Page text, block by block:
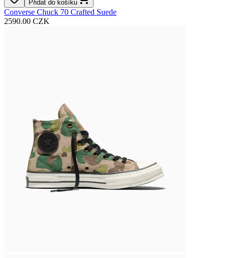
Přidat do košíku
Converse Chuck 70 Crafted Suede
2590.00 CZK